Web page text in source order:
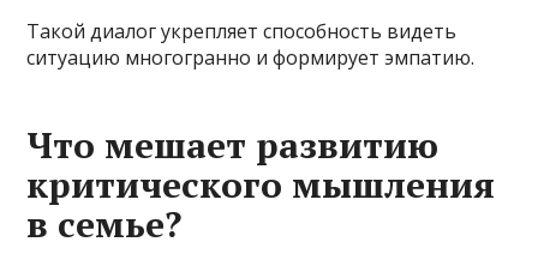
Такой диалог укрепляет способность видеть
ситуацию многогранно и формирует эмпатию.
Что мешает развитию
критического мышления
в семье?